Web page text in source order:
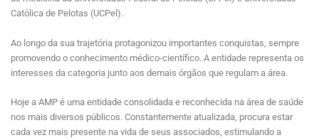
Católica de Pelotas (UCPel).
Ao longo da sua trajetória protagonizou importantes conquistas, sempre
promovendo o conhecimento médico-científico. A entidade representa os
interesses da categoria junto aos demais órgãos que regulam a área.
Hoje a AMP é uma entidade consolidada e reconhecida na área de saúde
nos mais diversos públicos. Constantemente atualizada, procura estar
cada vez mais presente na vida de seus associados, estimulando a